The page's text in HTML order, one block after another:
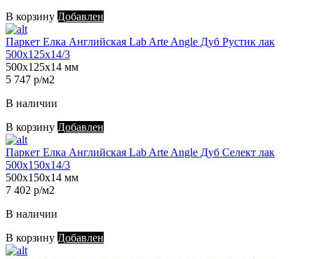
В корзину Добавлен
Паркет Елка Английская Lab Arte Angle Дуб Рустик лак
500х125х14/3
500х125х14 мм
5 747 р/м2
В наличии
В корзину Добавлен
Паркет Елка Английская Lab Arte Angle Дуб Селект лак
500х150х14/3
500х150х14 мм
7 402 р/м2
В наличии
В корзину Добавлен